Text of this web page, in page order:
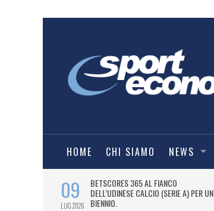
HOME CHI SIAMO NEWS
09
LUG 2026
BETSCORES 365 AL FIANCO
DELL’UDINESE CALCIO (SERIE A) PER UN
BIENNIO.